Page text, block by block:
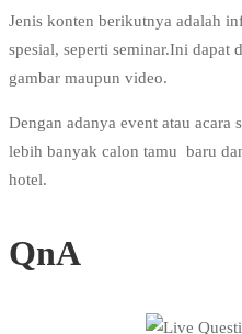
Jenis konten berikutnya adalah
spesial, seperti seminar.Ini dapat
gambar maupun video.
Dengan adanya event atau acara
lebih banyak calon tamu baru
hotel.
QnA